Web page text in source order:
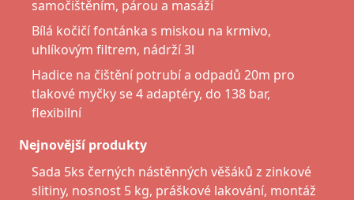
samočištěním, párou a masáží
Bílá kočičí fontánka s miskou na krmivo,
uhlíkovým filtrem, nádrží 3l
Hadice na čištění potrubí a odpadů 20m pro
tlakové myčky se 4 adaptéry, do 138 bar,
flexibilní
Nejnovější produkty
Sada 5ks černých nástěnných věšáků z zinkové
slitiny, nosnost 5 kg, práškové lakování, montáž